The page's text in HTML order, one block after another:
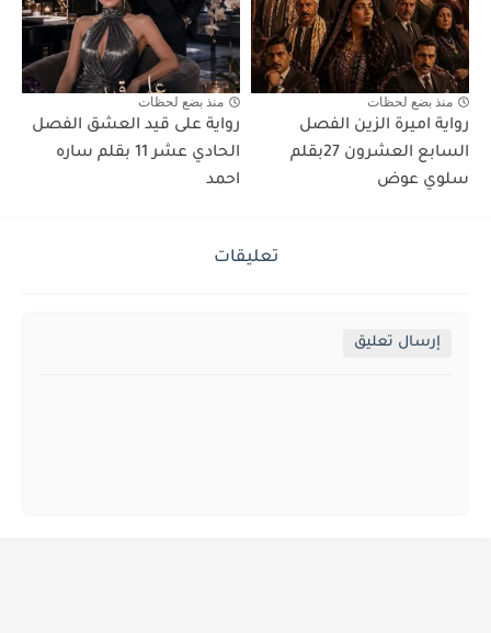
منذ بضع لحظات
رواية اميرة الزين الفصل
السابع العشرون 27بقلم
سلوي عوض
منذ بضع لحظات
رواية على قيد العشق الفصل
الحادي عشر 11 بقلم ساره
احمد
تعليقات
إرسال تعليق